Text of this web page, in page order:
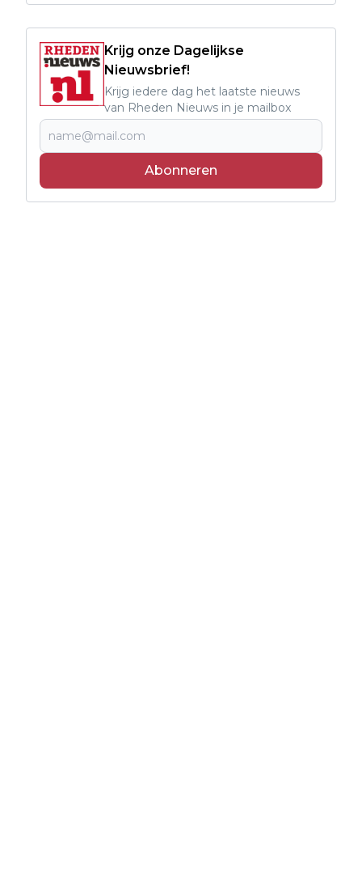
Krijg onze Dagelijkse
Nieuwsbrief!
Krijg iedere dag het laatste nieuws
van Rheden Nieuws in je mailbox
Abonneren